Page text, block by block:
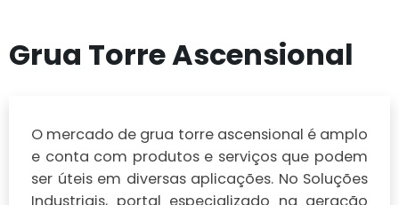
Grua Torre Ascensional
O mercado de grua torre ascensional é amplo
e conta com produtos e serviços que podem
ser úteis em diversas aplicações. No Soluções